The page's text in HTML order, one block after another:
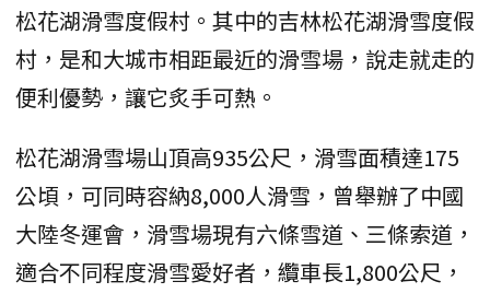
松花湖滑雪度假村。其中的吉林松花湖滑雪度假
村，是和大城市相距最近的滑雪場，說走就走的
便利優勢，讓它炙手可熱。
松花湖滑雪場山頂高935公尺，滑雪面積達175
公頃，可同時容納8,000人滑雪，曾舉辦了中國
大陸冬運會，滑雪場現有六條雪道、三條索道，
適合不同程度滑雪愛好者，纜車長1,800公尺，